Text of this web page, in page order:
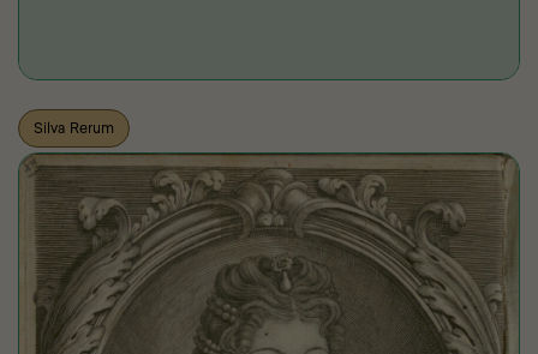
Silva Rerum